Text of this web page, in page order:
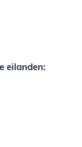
eilanden: